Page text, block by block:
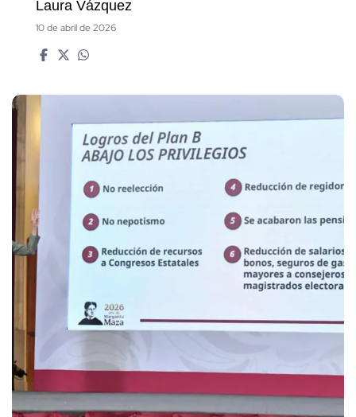
Laura Vázquez
10 de abril de 2026